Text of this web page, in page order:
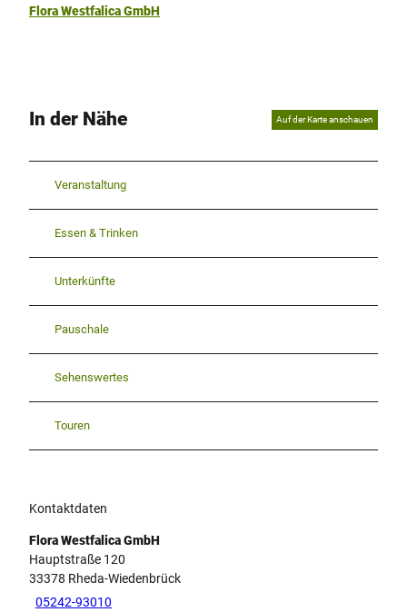
Flora Westfalica GmbH
In der Nähe Auf der Karte anschauen
Veranstaltung
Essen & Trinken
Unterkünfte
Pauschale
Sehenswertes
Touren
Kontaktdaten
Flora Westfalica GmbH
Hauptstraße 120
33378 Rheda-Wiedenbrück
05242-93010